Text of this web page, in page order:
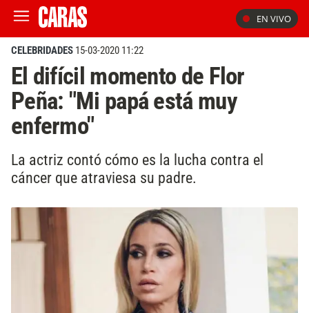
EN VIVO
CELEBRIDADES 15-03-2020 11:22
El difícil momento de Flor
Peña: "Mi papá está muy
enfermo"
La actriz contó cómo es la lucha contra el
cáncer que atraviesa su padre.